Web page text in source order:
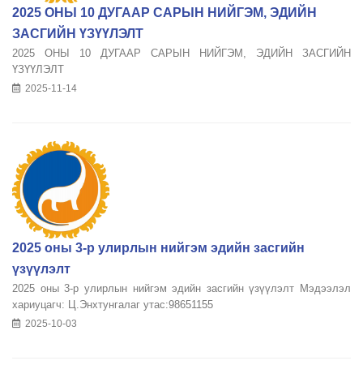
2025 ОНЫ 10 ДУГААР САРЫН НИЙГЭМ, ЭДИЙН
ЗАСГИЙН ҮЗҮҮЛЭЛТ
2025 ОНЫ 10 ДУГААР САРЫН НИЙГЭМ, ЭДИЙН ЗАСГИЙН
ҮЗҮҮЛЭЛТ
2025-11-14
2025 оны 3-р улирлын нийгэм эдийн засгийн
үзүүлэлт
2025 оны 3-р улирлын нийгэм эдийн засгийн үзүүлэлт Мэдээлэл
хариуцагч: Ц.Энхтунгалаг утас:98651155
2025-10-03